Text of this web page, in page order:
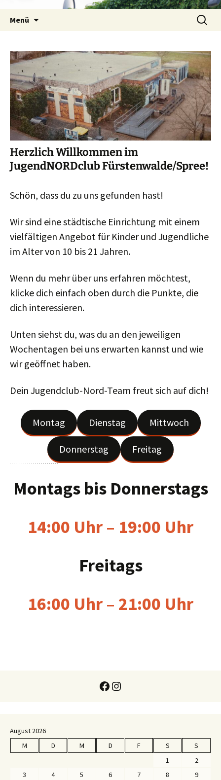
Inhalt
springen
Menü
Suchen
nach:
Herzlich Willkommen im
JugendNORDclub Fürstenwalde/Spree!
Schön, dass du zu uns gefunden hast!
Wir sind eine städtische Einrichtung mit einem
vielfältigen Angebot für Kinder und Jugendliche
im Alter von 10 bis 21 Jahren.
Wenn du mehr über uns erfahren möchtest,
klicke dich einfach oben durch die Punkte, die
dich interessieren.
Unten siehst du, was du an den jeweiligen
Wochentagen bei uns erwarten kannst und wie
wir geöffnet haben.
Dein Jugendclub-Nord-Team freut sich auf dich!
Montag Dienstag Mittwoch
Donnerstag Freitag
Montags bis Donnerstags
14:00 Uhr – 19:00 Uhr
Freitags
16:00 Uhr – 21:00 Uhr
Facebook
Instagram
August 2026
M
D M D F S
S
1
2
3
4 5 6 7 8
9